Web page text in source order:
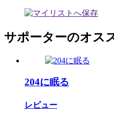
サポーターのオス
204に眠る
レビュー